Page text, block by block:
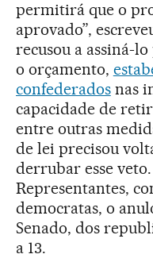
permitirá que o
aprovado”,
recusou a assiná-
o orçamento,
confederadosnas
capacidade de
entre outras
de lei precisou
derrubar esse
Representantes,
democratas, o
Senado, dos
a 13.